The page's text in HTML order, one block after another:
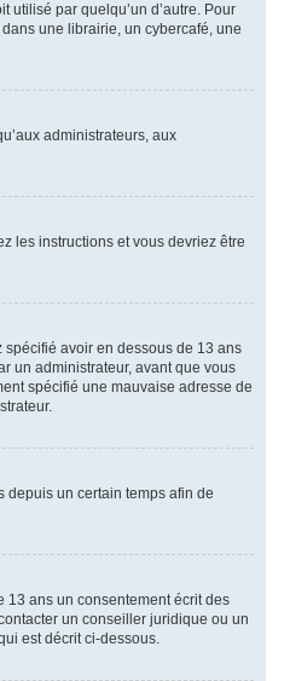
par quelqu’un d’autre. Pour
une librairie, un cybercafé, une
administrateurs, aux
les instructions et vous devriez être
spécifié avoir en dessous de 13 ans
un administrateur, avant que vous
spécifié une mauvaise adresse de
depuis un certain temps afin de
13 ans un consentement écrit des
un conseiller juridique ou un
est décrit ci-dessous.